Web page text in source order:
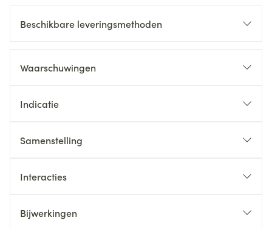
Beschikbare leveringsmethoden
Waarschuwingen
Indicatie
Samenstelling
Interacties
Bijwerkingen